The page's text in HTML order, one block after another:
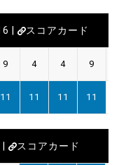
| スコアカード
9 4 4 9
11 11 11 11
スコアカード